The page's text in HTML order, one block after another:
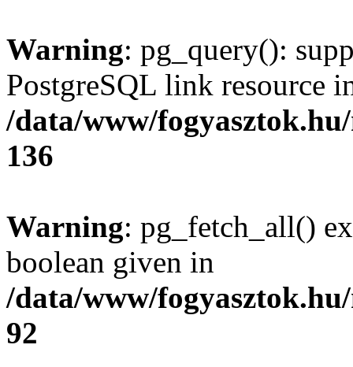
Warning: pg_query():
PostgreSQL link resource
/data/www/
136
Warning: pg_fetch_all()
boolean given in
/data/www/
92